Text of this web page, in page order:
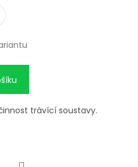
trávící soustavy.